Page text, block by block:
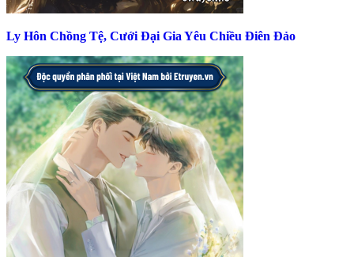
Ly Hôn Chồng Tệ, Cưới Đại Gia Yêu Chiều Điên Đảo